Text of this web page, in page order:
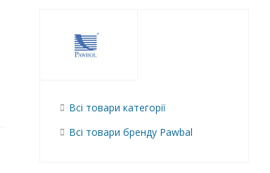
Всі товари категорії
Всі товари бренду Pawbal